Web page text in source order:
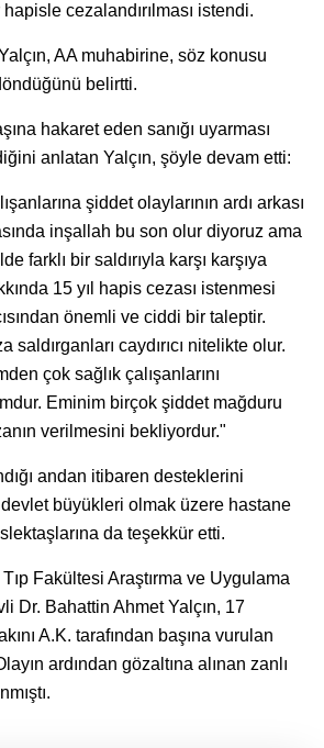
cezalandırılması istendi.
AA muhabirine, söz konusu
belirtti.
hakaret eden sanığı uyarması
anlatan Yalçın, şöyle devam etti:
şiddet olaylarının ardı arkası
inşallah bu son olur diyoruz ama
farklı bir saldırıyla karşı karşıya
15 yıl hapis cezası istenmesi
önemli ve ciddi bir taleptir.
saldırganları caydırıcı nitelikte olur.
çok sağlık çalışanlarını
Eminim birçok şiddet mağduru
verilmesini bekliyordur."
andan itibaren desteklerini
büyükleri olmak üzere hastane
da teşekkür etti.
Fakültesi Araştırma ve Uygulama
Dr. Bahattin Ahmet Yalçın, 17
A.K. tarafından başına vurulan
ardından gözaltına alınan zanlı